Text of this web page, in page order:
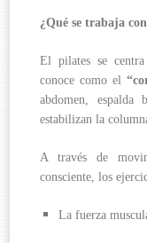
¿Qué se trabaja
El pilates se
conoce como el
abdomen, espalda
estabilizan la
A través de
consciente, los
La fuerza